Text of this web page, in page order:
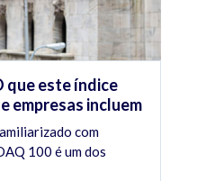
que este índice
empresas incluem
com
100 é um dos